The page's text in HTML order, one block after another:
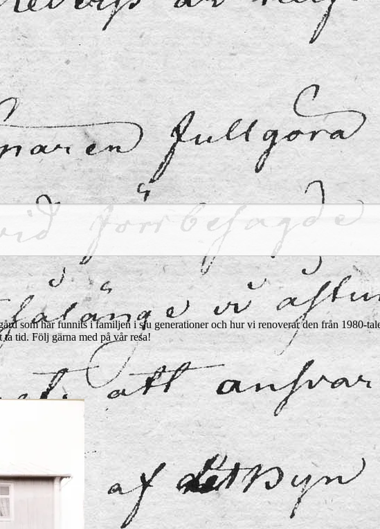
som har funnits i familjen i sju generationer och hur vi renoverar den från 1980-
tid. Följ gärna med på vår resa!